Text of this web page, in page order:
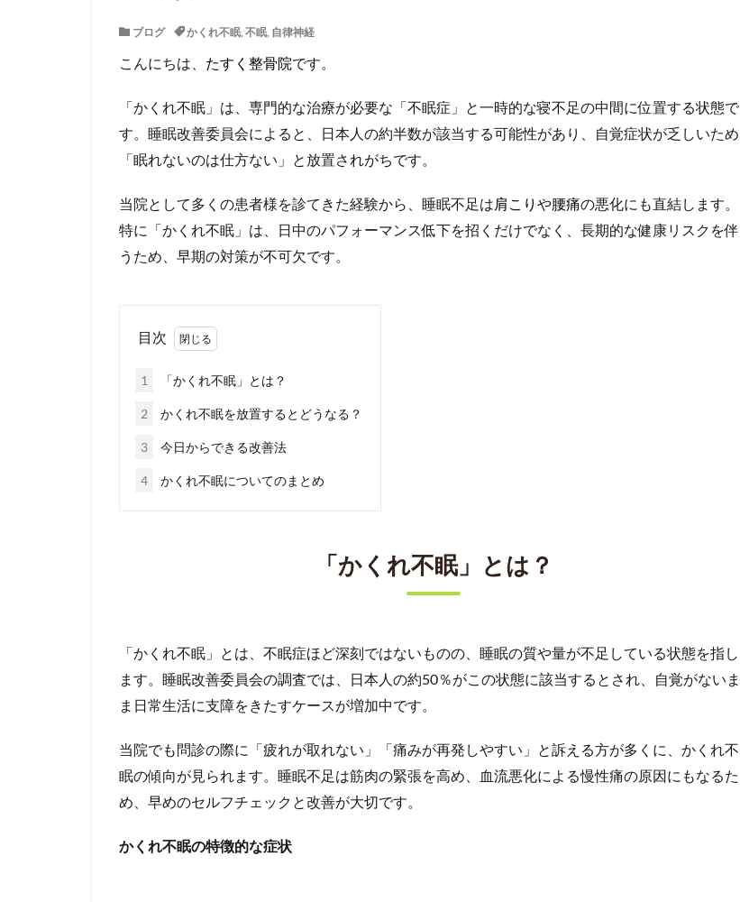
ブログ かくれ不眠, 不眠, 自律神経
こんにちは、 たすく整骨院です。
「かくれ不眠」は、専門的な治療が必要な「不眠症」と一時的な寝不足の中間に位置する状態で
す。睡眠改善委員会によると、日本人の約半数が該当する可能性があり、自覚症状が乏しいため
「眠れないのは仕方ない」と放置されがちです。
当院として多くの患者様を診てきた経験から、睡眠不足は肩こり や腰痛の悪化にも直結します。
特に「かくれ不眠」は、日中のパフォーマンス低下を招くだけでなく、長期的な健康リスクを伴
うため、早期の対策が不可欠です。
目次
1 「かくれ不眠」とは？
2 かくれ不眠を放置するとどうなる？
3 今日からできる改善法
4 かくれ不眠についてのまとめ
「かくれ不眠」とは？
「かくれ不眠」とは、不眠症ほど深刻ではないものの、睡眠の質や量が不足している状態を指し
ます。睡眠改善委員会の調査では、日本人の約50％がこの状態に該当するとされ、自覚がないま
ま日常生活に支障をきたすケースが増加中です。
当院でも問診の際に「疲れが取れない」「痛みが再発しやすい」と訴える方が多くに、かくれ不
眠の傾向が見られます。睡眠不足は筋肉の緊張を高め、血流悪化による慢性痛の原因にもなるた
め、早めのセルフチェックと改善が大切です。
かくれ不眠の特徴的な症状